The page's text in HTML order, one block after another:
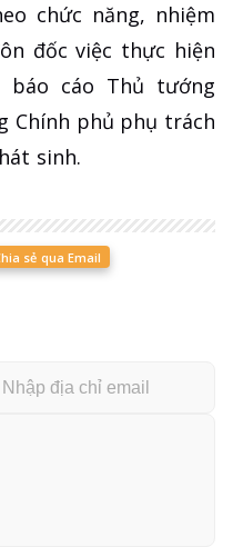
chức năng, nhiệm
đốc việc thực hiện
báo cáo Thủ tướng
Chính phủ phụ trách
sinh.
sẻ qua Email